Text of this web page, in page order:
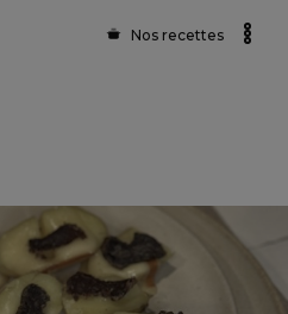
Nos recettes